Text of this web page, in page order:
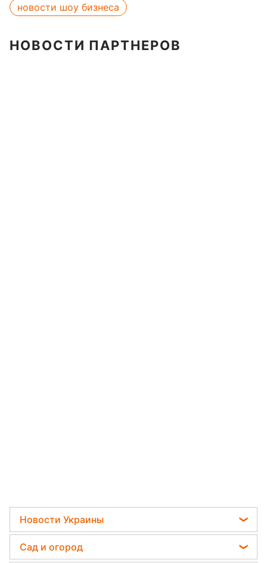
новости шоу бизнеса
НОВОСТИ ПАРТНЕРОВ
Новости Украины
Пенсии в Украине
Сад и огород